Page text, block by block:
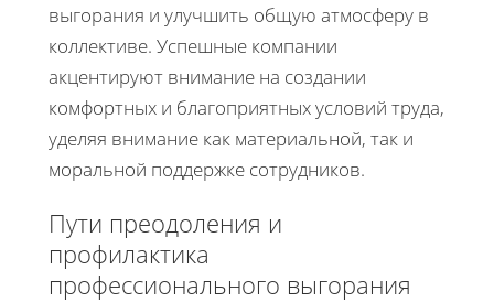
выгорания и улучшить общую атмосферу в
коллективе. Успешные компании
акцентируют внимание на создании
комфортных и благоприятных условий труда,
уделяя внимание как материальной, так и
моральной поддержке сотрудников.
Пути преодоления и
профилактика
профессионального выгорания